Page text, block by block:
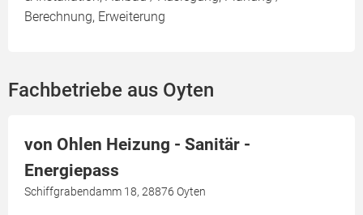
Berechnung, Erweiterung
Fachbetriebe aus Oyten
von Ohlen Heizung - Sanitär -
Energiepass
Schiffgrabendamm 18, 28876 Oyten